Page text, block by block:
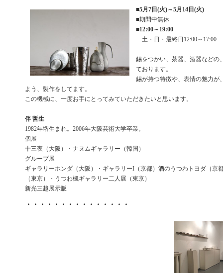
■5月7日(火)～5月14日(火)
■期間中無休
■12:00～19:00
土・日・最終日12:00～17:00
錫をつかい、茶器、酒器などの
ております。
錫が持つ特徴や、表情の魅力が
よう、製作をしてます。
この機械に、一度お手にとってみていただきたいと思います。
伴 哲生
1982年堺生まれ。2006年大阪芸術大学卒業。
個展
十三夜（大阪）・ナヌムギャラリー（韓国）
グループ展
ギャラリーホンダ（大阪）・ギャラリーI（京都）酒のうつわトヨダ（京
（東京）・うつわ楓ギャラリー二人展（東京）
新光三越展示販
・・・・・・・・・・・・・・・